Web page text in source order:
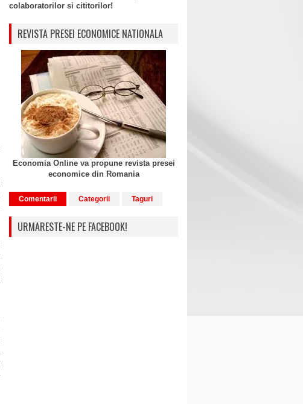
colaboratorilor si cititorilor!
REVISTA PRESEI ECONOMICE NATIONALA
Economia Online va propune revista presei
economice din Romania
Comentarii Categorii Taguri
URMARESTE-NE PE FACEBOOK!